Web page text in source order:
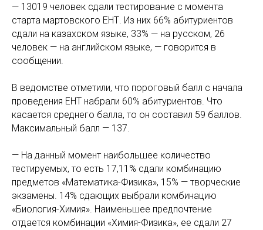
— 13019 человек сдали тестирование с момента
старта мартовского ЕНТ. Из них 66% абитуриентов
сдали на казахском языке, 33% — на русском, 26
человек — на английском языке, — говорится в
сообщении.
В ведомстве отметили, что пороговый балл с начала
проведения ЕНТ набрали 60% абитуриентов. Что
касается среднего балла, то он составил 59 баллов.
Максимальный балл — 137.
— На данный момент наибольшее количество
тестируемых, то есть 17,11% сдали комбинацию
предметов «Математика-Физика», 15% — творческие
экзамены. 14% сдающих выбрали комбинацию
«Биология-Химия». Наименьшее предпочтение
отдается комбинации «Химия-Физика», ее сдали 27